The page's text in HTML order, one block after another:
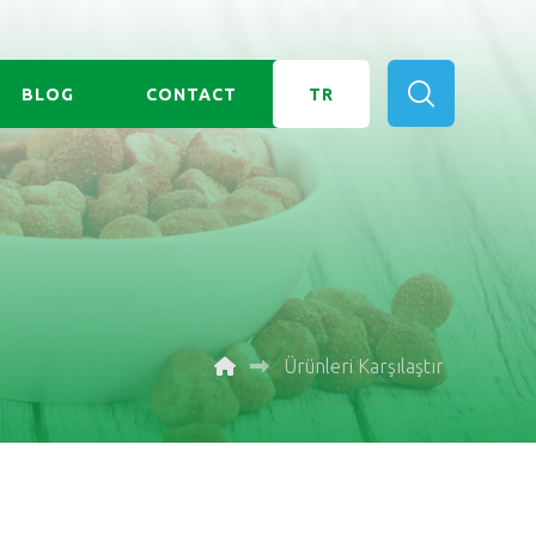
BLOG CONTACT TR
Ürünleri Karşılaştır